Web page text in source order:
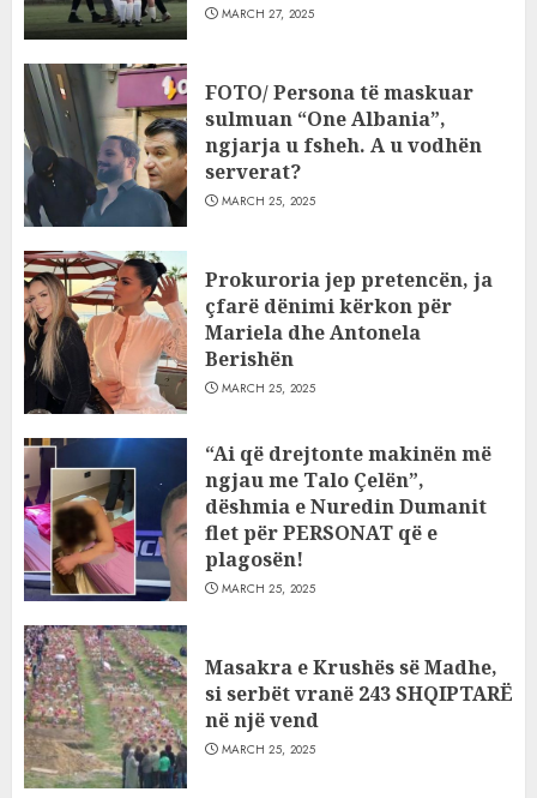
MARCH 27, 2025
FOTO/ Persona të maskuar
sulmuan “One Albania”,
ngjarja u fsheh. A u vodhën
serverat?
MARCH 25, 2025
Prokuroria jep pretencën, ja
çfarë dënimi kërkon për
Mariela dhe Antonela
Berishën
MARCH 25, 2025
“Ai që drejtonte makinën më
ngjau me Talo Çelën”,
dëshmia e Nuredin Dumanit
flet për PERSONAT që e
plagosën!
MARCH 25, 2025
Masakra e Krushës së Madhe,
si serbët vranë 243 SHQIPTARË
në një vend
MARCH 25, 2025